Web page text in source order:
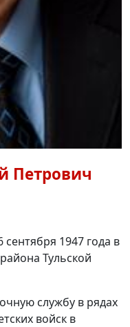
Петрович
1947 года в
Тульской
службу в рядах
войск в